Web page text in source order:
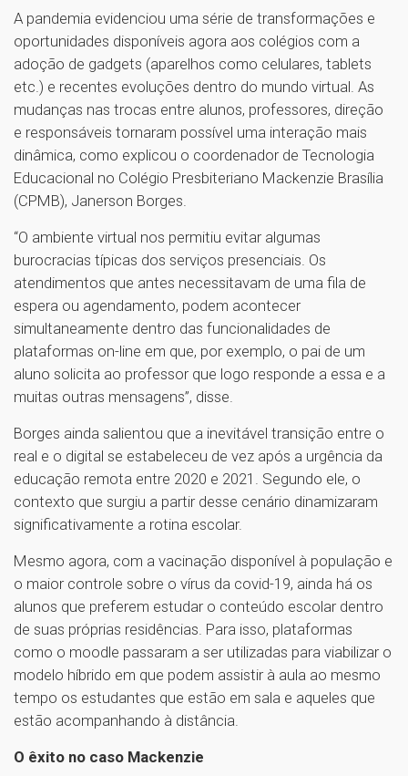
A pandemia evidenciou uma série de transformações e
oportunidades disponíveis agora aos colégios com a
adoção de gadgets (aparelhos como celulares, tablets
etc.) e recentes evoluções dentro do mundo virtual. As
mudanças nas trocas entre alunos, professores, direção
e responsáveis tornaram possível uma interação mais
dinâmica, como explicou o coordenador de Tecnologia
Educacional no Colégio Presbiteriano Mackenzie Brasília
(CPMB), Janerson Borges.
“O ambiente virtual nos permitiu evitar algumas
burocracias típicas dos serviços presenciais. Os
atendimentos que antes necessitavam de uma fila de
espera ou agendamento, podem acontecer
simultaneamente dentro das funcionalidades de
plataformas on-line em que, por exemplo, o pai de um
aluno solicita ao professor que logo responde a essa e a
muitas outras mensagens”, disse.
Borges ainda salientou que a inevitável transição entre o
real e o digital se estabeleceu de vez após a urgência da
educação remota entre 2020 e 2021. Segundo ele, o
contexto que surgiu a partir desse cenário dinamizaram
significativamente a rotina escolar.
Mesmo agora, com a vacinação disponível à população e
o maior controle sobre o vírus da covid-19, ainda há os
alunos que preferem estudar o conteúdo escolar dentro
de suas próprias residências. Para isso, plataformas
como o moodle passaram a ser utilizadas para viabilizar o
modelo híbrido em que podem assistir à aula ao mesmo
tempo os estudantes que estão em sala e aqueles que
estão acompanhando à distância.
O êxito no caso Mackenzie